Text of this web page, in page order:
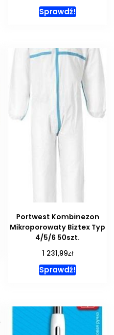
Sprawdź!
Portwest Kombinezon
Mikroporowaty Biztex Typ
4/5/6 50szt.
1 231,99zł
Sprawdź!